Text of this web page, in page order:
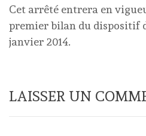
Cet arrêté entrera en
premier bilan du dispositif
janvier 2014.
LAISSER UN